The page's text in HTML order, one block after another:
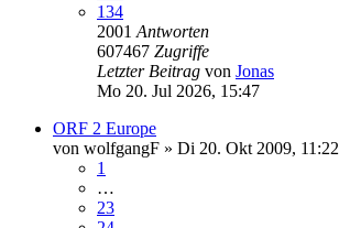
134
2001 Antworten
607467 Zugriffe
Letzter Beitrag von Jonas
Mo 20. Jul 2026, 15:47
ORF 2 Europe
von wolfgangF » Di 20. Okt 2009, 11:22
1
…
23